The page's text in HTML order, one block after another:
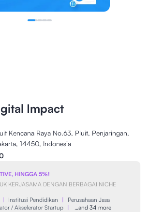
Impact
Kencana Raya No.63, Pluit, Penjaringan,
14450, Indonesia
HINGGA 5%!
KERJASAMA DENGAN BERBAGAI NICHE
| Institusi Pendidikan |
Perusahaan Jasa
/ Akselerator Startup | …and 34 more